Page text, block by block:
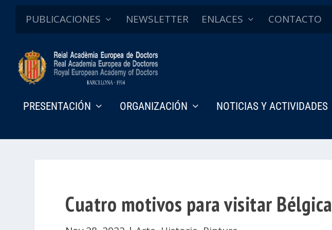
PUBLICACIONES NEWSLETTER ENLACES CONTACTO
PRESENTACIÓN ORGANIZACIÓN NOTICIAS Y ACTIVIDADES
Cuatro motivos para visitar Bélgica